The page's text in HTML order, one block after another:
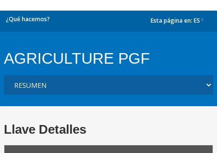
¿Qué hacemos? Esta página en: ES
AGRICULTURE PGF
Llave Detalles